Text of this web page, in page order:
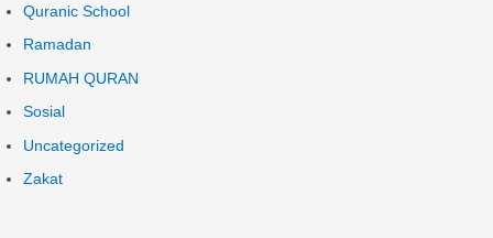
Quranic School
Ramadan
RUMAH QURAN
Sosial
Uncategorized
Zakat